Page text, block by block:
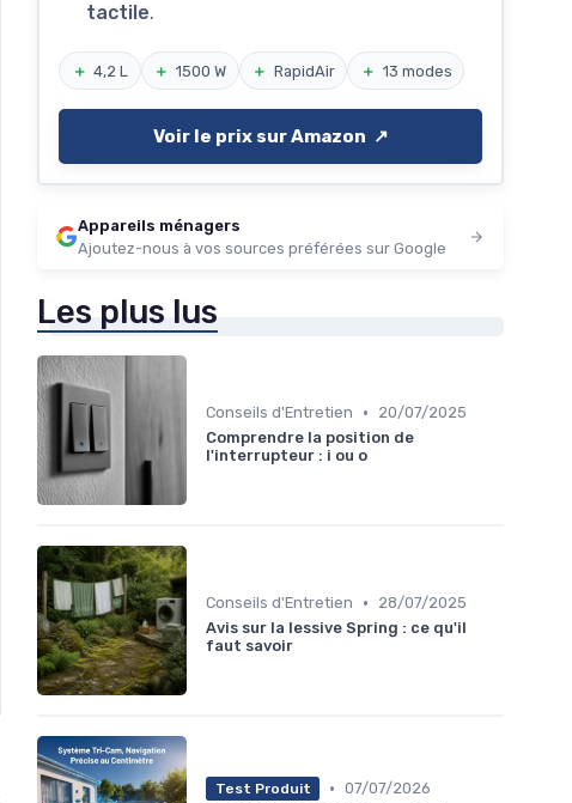
tactile.
＋ 4,2 L ＋ 1500 W ＋ RapidAir ＋ 13 modes
Voir le prix sur Amazon ↗️
Appareils ménagers
Ajoutez-nous à vos sources préférées sur Google
Les plus lus
Conseils d'Entretien •
20/07/2025
Comprendre la position de
l'interrupteur : i ou o
Conseils d'Entretien •
28/07/2025
Avis sur la lessive Spring : ce qu'il
faut savoir
Test Produit • 07/07/2026